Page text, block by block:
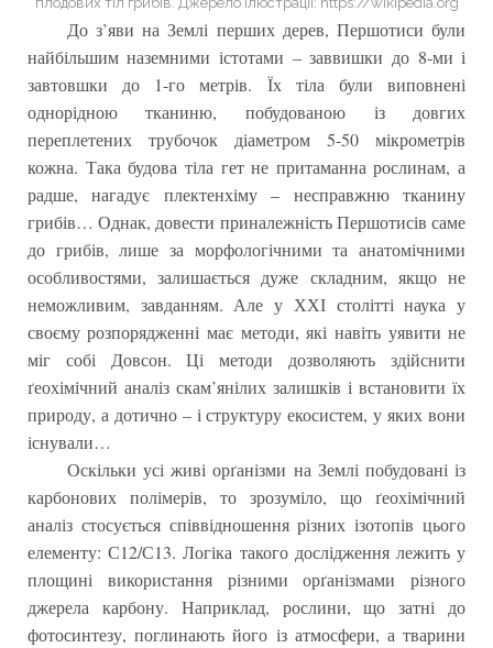
До з’яви на Землі перших дерев, Першотиси були
найбільшим наземними істотами – заввишки до 8-ми і
завтовшки до 1-го метрів. Їх тіла були виповнені
однорідною тканиню, побудованою із довгих
переплетених трубочок діаметром 5-50 мікрометрів
кожна. Така будова тіла гет не притаманна рослинам, а
радше, нагадує плектенхіму – несправжню тканину
грибів… Однак, довести приналежність Першотисів саме
до грибів, лише за морфологічними та анатомічними
особливостями, залишається дуже складним, якщо не
неможливим, завданням. Але у ХХІ столітті наука у
своєму розпорядженні має методи, які навіть уявити не
міг собі Довсон. Ці методи дозволяють здійснити
ґеохімічний аналіз скам’янілих залишків і встановити їх
природу, а дотично – і структуру екосистем, у яких вони
існували…
Оскільки усі живі орґанізми на Землі побудовані із
карбонових полімерів, то зрозуміло, що ґеохімічний
аналіз стосується співвідношення різних ізотопів цього
елементу: С12/С13. Логіка такого дослідження лежить у
площині використання різними орґанізмами різного
джерела карбону. Наприклад, рослини, що затні до
фотосинтезу, поглинають його із атмосфери, а тварини